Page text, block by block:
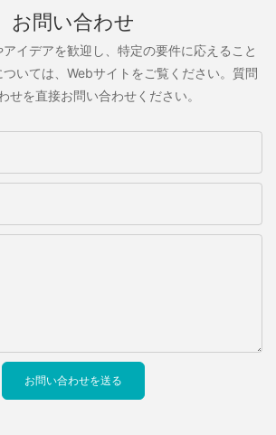
お問い合わせ
イデアを歓迎し、特定の要件に応えること
いては、Webサイトをご覧ください。質問
せを直接お問い合わせください。
お問い合わせを送る